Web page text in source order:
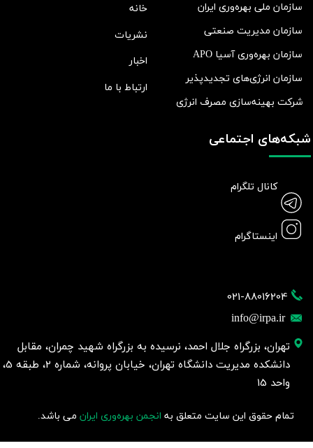
021-88016204
info@irpa.ir
تهران، بزرگراه جلال احمد، نرسیده به بزرگراه شهید چمران، مقابل
دانشکده مدیریت دانشگاه تهران، خیابان پروانه، شماره 2، طبقه 5،
واحد 15
خانه
نشریات
اخبار
ارتباط با ما
سازمان ملی بهره‌وری ایران
سازمان مدیریت صنعتی
سازمان بهره‌وری آسیا APO
سازمان انرژی‌های تجدیدپذیر
شرکت بهينه‌سازی مصرف انرژی
شبکه‌های اجتماعی
کانال تلگرام
اینستاگرام
تمام حقوق این سایت متعلق به انجمن بهره‌وری ایران می باشد.